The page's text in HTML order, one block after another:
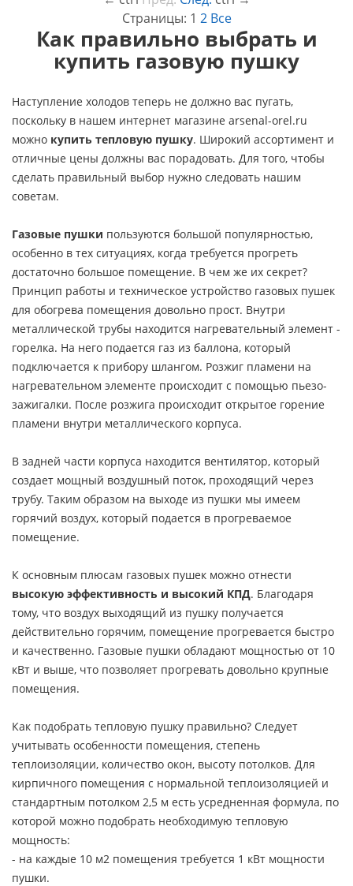
Страницы: 1 2 Все
Как правильно выбрать и
купить газовую пушку
Наступление холодов теперь не должно вас пугать,
поскольку в нашем интернет магазине arsenal-orel.ru
можно купить тепловую пушку. Широкий ассортимент и
отличные цены должны вас порадовать. Для того, чтобы
сделать правильный выбор нужно следовать нашим
советам.
Газовые пушки пользуются большой популярностью,
особенно в тех ситуациях, когда требуется прогреть
достаточно большое помещение. В чем же их секрет?
Принцип работы и техническое устройство газовых пушек
для обогрева помещения довольно прост. Внутри
металлической трубы находится нагревательный элемент -
горелка. На него подается газ из баллона, который
подключается к прибору шлангом. Розжиг пламени на
нагревательном элементе происходит с помощью пьезо-
зажигалки. После розжига происходит открытое горение
пламени внутри металлического корпуса.
В задней части корпуса находится вентилятор, который
создает мощный воздушный поток, проходящий через
трубу. Таким образом на выходе из пушки мы имеем
горячий воздух, который подается в прогреваемое
помещение.
К основным плюсам газовых пушек можно отнести
высокую эффективность и высокий КПД. Благодаря
тому, что воздух выходящий из пушку получается
действительно горячим, помещение прогревается быстро
и качественно. Газовые пушки обладают мощностью от 10
кВт и выше, что позволяет прогревать довольно крупные
помещения.
Как подобрать тепловую пушку правильно? Следует
учитывать особенности помещения, степень
теплоизоляции, количество окон, высоту потолков. Для
кирпичного помещения с нормальной теплоизоляцией и
стандартным потолком 2,5 м есть усредненная формула, по
которой можно подобрать необходимую тепловую
мощность:
- на каждые 10 м2 помещения требуется 1 кВт мощности
пушки.